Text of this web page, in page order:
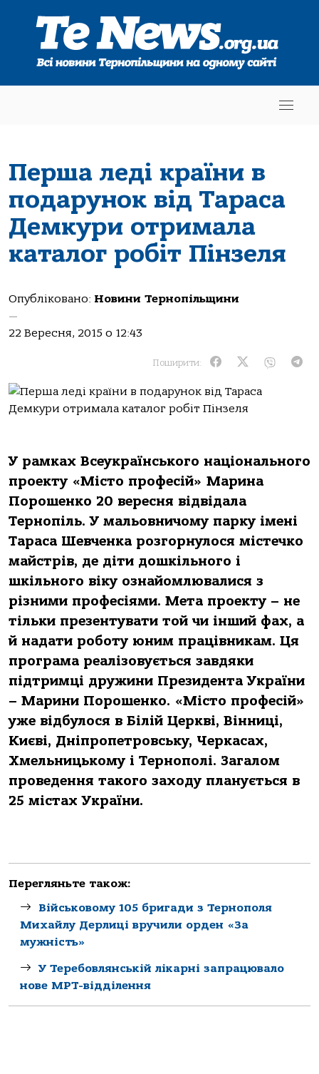
Перша леді країни в
подарунок від Тараса
Демкури отримала
каталог робіт Пінзеля
Опубліковано: Новини Тернопільщини
—
22 Вересня, 2015 о 12:43
Поширити:
У рамках Всеукраїнського національного
проекту «Місто професій» Марина
Порошенко 20 вересня відвідала
Тернопіль. У мальовничому парку імені
Тараса Шевченка розгорнулося містечко
майстрів, де діти дошкільного і
шкільного віку ознайомлювалися з
різними професіями. Мета проекту – не
тільки презентувати той чи інший фах, а
й надати роботу юним працівникам. Ця
програма реалізовується завдяки
підтримці дружини Президента України
– Марини Порошенко. «Місто професій»
уже відбулося в Білій Церкві, Вінниці,
Києві, Дніпропетровську, Черкасах,
Хмельницькому і Тернополі. Загалом
проведення такого заходу планується в
25 містах України.
Перегляньте також:
Військовому 105 бригади з Тернополя
Михайлу Дерлиці вручили орден «За
мужність»
У Теребовлянській лікарні запрацювало
нове МРТ-відділення